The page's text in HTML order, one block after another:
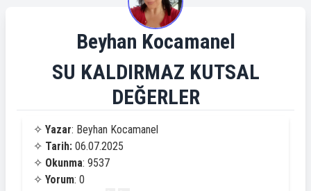
Beyhan Kocamanel
SU KALDIRMAZ KUTSAL
DEĞERLER
✧ Yazar: Beyhan Kocamanel
✧ Tarih: 06.07.2025
✧ Okunma: 9537
✧ Yorum: 0